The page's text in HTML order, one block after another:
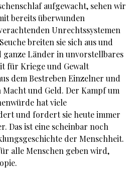
aufgewacht, sehen wir
bereits überwunden
Unrechtssystemen
breiten sie sich aus und
ganze Länder in unvorstellbares
für Kriege und Gewalt
dem Bestreben Einzelner und
und Geld. Der Kampf um
hat viele
und fordert sie heute immer
Das ist eine scheinbar noch
der Menschheit.
alle Menschen geben wird,